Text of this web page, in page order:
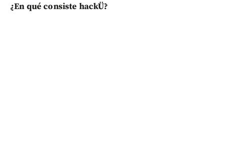
¿En qué consiste hackÜ?